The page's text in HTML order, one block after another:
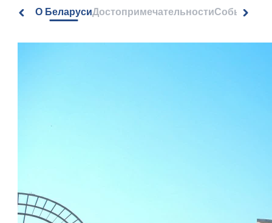
О БеларусиДостопримечательностиСобытия